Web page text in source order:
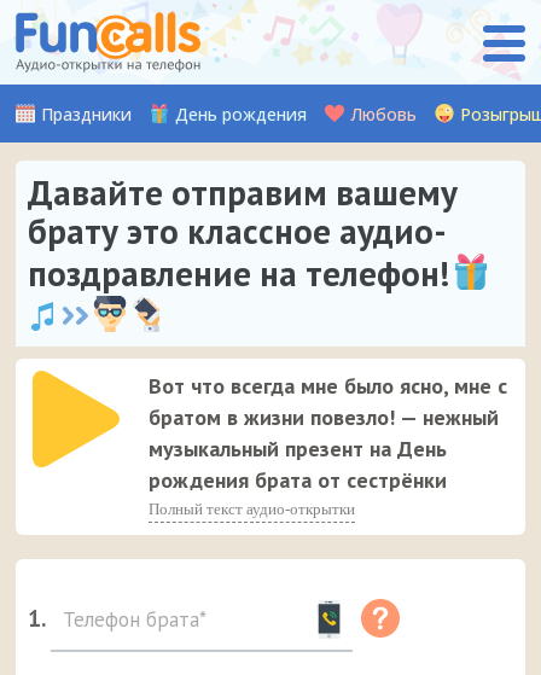
Праздники День рождения Любовь
Давайте отправим вашему
брату это классное аудио-
поздравление на телефон!
Вот что всегда мне было ясно, мне с
братом в жизни повезло! — нежный
музыкальный презент на День
рождения брата от сестрёнки
Полный текст аудио-открытки
1.